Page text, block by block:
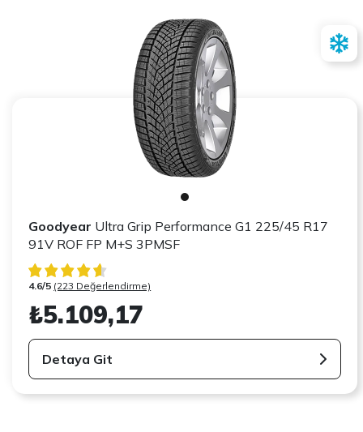
Goodyear Ultra Grip Performance G1 225/45 R17
91V ROF FP M+S 3PMSF
4.6/5 (223 Değerlendirme)
₺5.109,17
Detaya Git